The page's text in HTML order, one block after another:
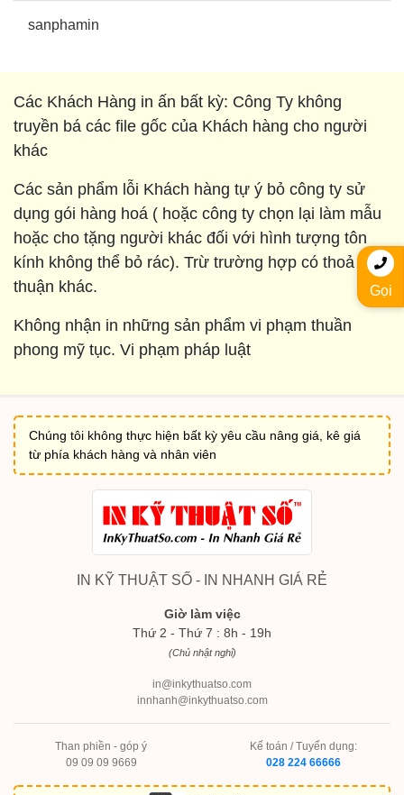
sanphamin
Gọi
Các Khách Hàng in ấn bất kỳ: Công Ty không
truyền bá các file gốc của Khách hàng cho người
khác
Các sản phẩm lỗi Khách hàng tự ý bỏ công ty sử
dụng gói hàng hoá ( hoặc công ty chọn lại làm mẫu
hoặc cho tặng người khác đối với hình tượng tôn
kính không thể bỏ rác). Trừ trường hợp có thoả
thuận khác.
Không nhận in những sản phẩm vi phạm thuần
phong mỹ tục. Vi phạm pháp luật
Chúng tôi không thực hiện bất kỳ yêu cầu nâng giá, kê giá
từ phía khách hàng và nhân viên
IN KỸ THUẬT SỐ - IN NHANH GIÁ RẺ
Giờ làm việc
Thứ 2 - Thứ 7 : 8h - 19h
(Chủ nhật nghỉ)
in@inkythuatso.com
innhanh@inkythuatso.com
Than phiền - góp ý
09 09 09 9669
Kế toán / Tuyển dụng:
028 224 66666